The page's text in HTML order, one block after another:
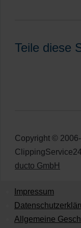
Teile diese
Copyright ©
ducto GmbH
Impressum
Allgemeine